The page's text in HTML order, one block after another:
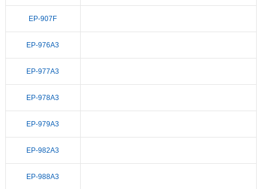
EP-907F
EP-976A3
EP-977A3
EP-978A3
EP-979A3
EP-982A3
EP-988A3